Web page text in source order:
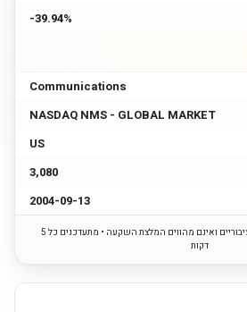
-39.94%
Communications
NASDAQ NMS - GLOBAL MARKET
US
3,080
2004-09-13
הנתונים מבוססים על מקורות ציבוריים ואינם מהווים המלצת השקעה • מתעדכנים כל 5
דקות